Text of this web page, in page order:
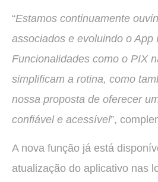
“Estamos continuamente
associados e evoluindo o App
Funcionalidades como o PIX
simplificam a rotina, como
nossa proposta de oferecer
confiável e acessível”,
A nova função já está
atualização do aplicativo nas